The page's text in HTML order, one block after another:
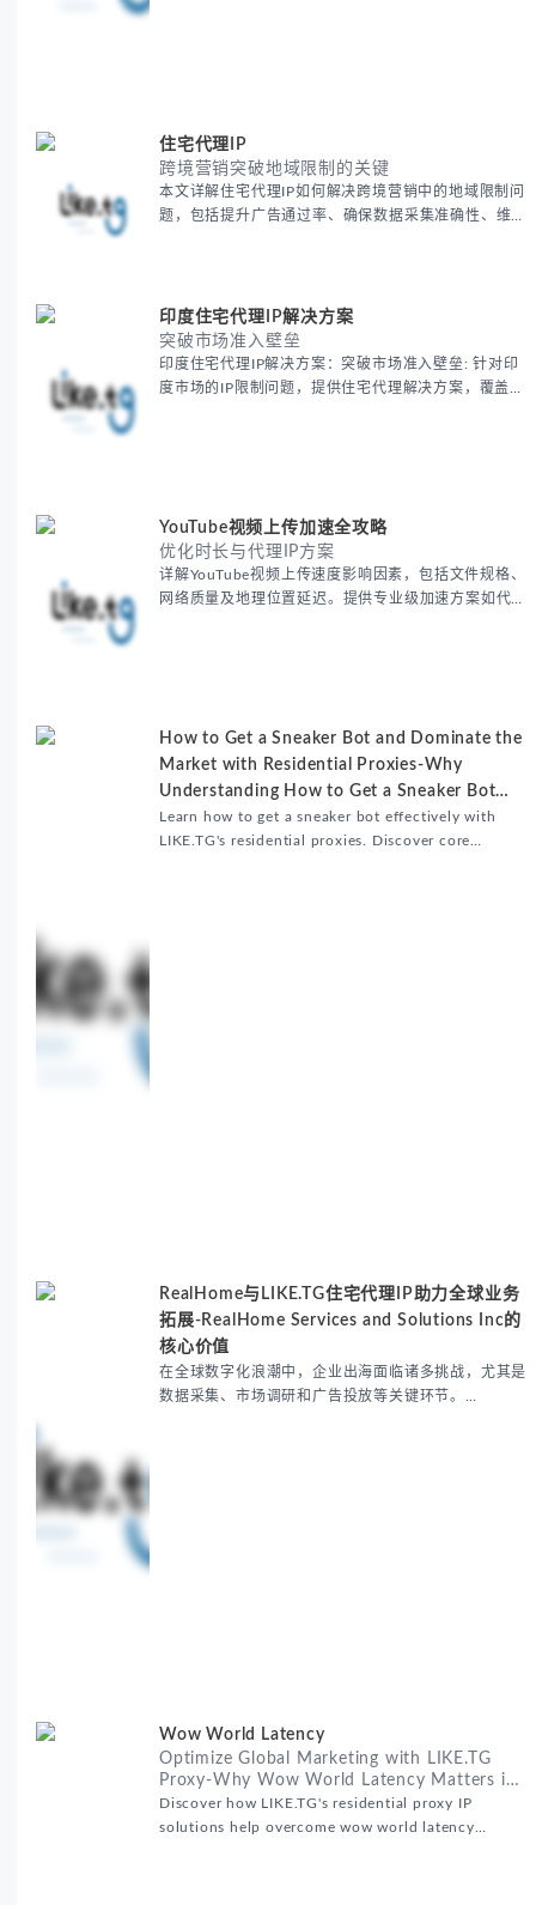
住宅代理IP
跨境营销突破地域限制的关键
本文详解住宅代理IP如何解决跨境营销中的地域限制问
题，包括提升广告通过率、确保数据采集准确性、维护
印度住宅代理IP解决方案
突破市场准入壁垒
印度住宅代理IP解决方案：突破市场准入壁垒: 针对印
度市场的IP限制问题，提供住宅代理解决方案，覆盖主
YouTube视频上传加速全攻略
优化时长与代理IP方案
详解YouTube视频上传速度影响因素，包括文件规格、
网络质量及地理位置延迟。提供专业级加速方案如代理
How to Get a Sneaker Bot and Dominate the
Market with Residential Proxies-Why
Understanding How to Get a Sneaker Bot
Matters
Learn how to get a sneaker bot effectively with
LIKE.TG's residential proxies. Discover core
RealHome与LIKE.TG住宅代理IP助力全球业务
拓展-RealHome Services and Solutions Inc的
核心价值
在全球数字化浪潮中，企业出海面临诸多挑战，尤其是
数据采集、市场调研和广告投放等关键环节。
Wow World Latency
Optimize Global Marketing with LIKE.TG
Proxy-Why Wow World Latency Matters in
Global Marketing
Discover how LIKE.TG's residential proxy IP
solutions help overcome wow world latency